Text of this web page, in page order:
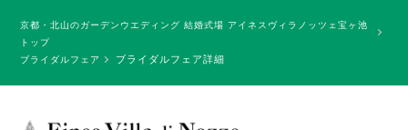
京都・北山のガーデンウエディング 結婚式場 アイネスヴィラノッツェ宝ヶ池
トップ
ブライダルフェア
ブライダルフェア詳細